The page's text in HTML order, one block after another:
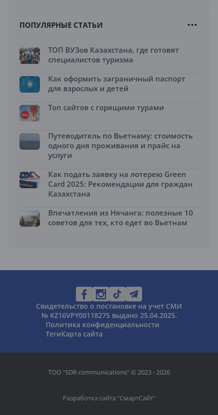
ПОПУЛЯРНЫЕ СТАТЬИ
ТОП ВУЗов Казахстана, где готовят
специалистов туризма
Как оформить заграничный паспорт
для взрослых и детей
Топ сайтов с горящими турами
Путеводитель по Вьетнаму: стоимость
одного дня проживания и прайс на
услуги
Как подать заявку на лотерею Green
Card 2025: Рекомендации для граждан
Казахстана
Впечатления из Нячанга: полезные 10
советов для тех, кто едет во Вьетнам
Свидетельство о постановке на учет СМИ
№ KZ16VPY00118275 выдано 25.04.2025.
Политика конфиденциальности
ТегиКарта сайта
ТОО "SDR communications" © 2023 - 2026
Разработка сайта “СмартСайт”